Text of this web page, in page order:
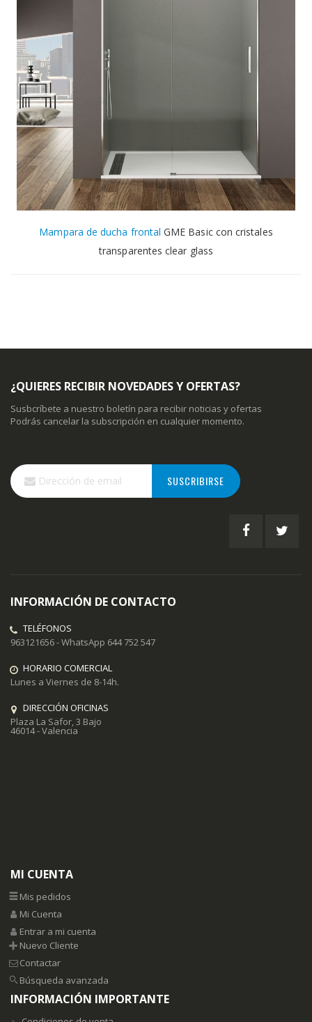
Mampara de ducha frontal GME Basic con cristales
transparentes clear glass
¿QUIERES RECIBIR NOVEDADES Y OFERTAS?
Susbcríbete a nuestro boletín para recibir noticias y ofertas
Podrás cancelar la subscripción en cualquier momento.
Inscríbase
a
nuestro
SUSCRIBIRSE
INFORMACIÓN DE CONTACTO
TELÉFONOS
963121656 - WhatsApp 644 752 547
HORARIO COMERCIAL
Lunes a Viernes de 8-14h.
DIRECCIÓN OFICINAS
Plaza La Safor, 3 Bajo
46014 - Valencia
MI CUENTA
Mis pedidos
Mi Cuenta
Entrar a mi cuenta
Nuevo Cliente
Contactar
Búsqueda avanzada
INFORMACIÓN IMPORTANTE